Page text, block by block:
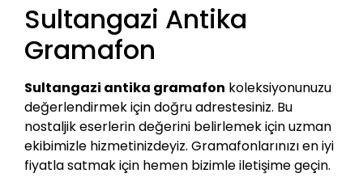
Sultangazi Antika
Gramafon
Sultangazi antika gramafon koleksiyonunuzu
değerlendirmek için doğru adrestesiniz. Bu
nostaljik eserlerin değerini belirlemek için uzman
ekibimizle hizmetinizdeyiz. Gramafonlarınızı en iyi
fiyatla satmak için hemen bizimle iletişime geçin.